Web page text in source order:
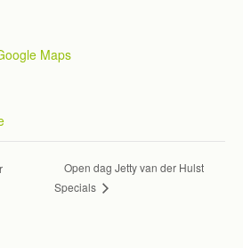
Maps
Open dag Jetty van der Hulst
Specials